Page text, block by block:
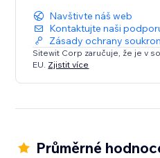
Navštivte náš web
Kontaktujte naši
Zásady ochrany
Sitewit Corp zaručuje, že je v
EU. Zjistit více
Průměrné